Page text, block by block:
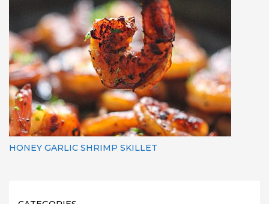
HONEY GARLIC SHRIMP SKILLET